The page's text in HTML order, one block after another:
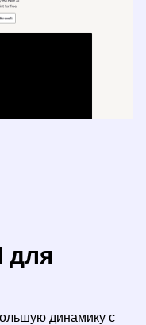
для
динамику с